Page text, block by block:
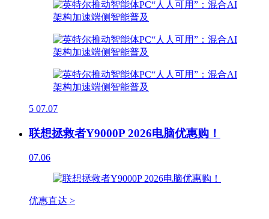
5 07.07
联想拯救者Y9000P 2026电脑优惠购！
07.06
优惠直达 >